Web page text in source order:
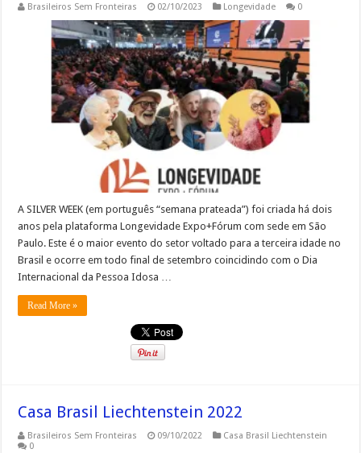
Brasileiros Sem Fronteiras 02/10/2023 Longevidade 0
A SILVER WEEK (em português “semana prateada”) foi criada há dois
anos pela plataforma Longevidade Expo+Fórum com sede em São
Paulo. Este é o maior evento do setor voltado para a terceira idade no
Brasil e ocorre em todo final de setembro coincidindo com o Dia
Internacional da Pessoa Idosa …
Read More »
Casa Brasil Liechtenstein 2022
Brasileiros Sem Fronteiras 09/10/2022
Casa Brasil Liechtenstein
0